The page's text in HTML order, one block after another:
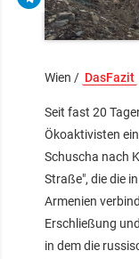
Wien / DasFazit
Seit fast 20
Ökoaktivisten
Schuscha nach
Straße", die die
Armenien
Erschließung
in dem die